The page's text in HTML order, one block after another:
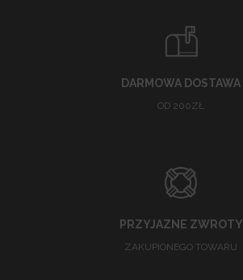
DARMOWA DOSTAWA
OD 200ZŁ
PRZYJAZNE ZWROTY
ZAKUPIONEGO TOWARU